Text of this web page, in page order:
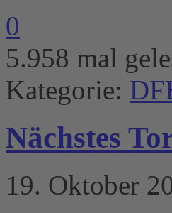
0
5.958 mal
Kategorie:
Nächstes
19. Oktober